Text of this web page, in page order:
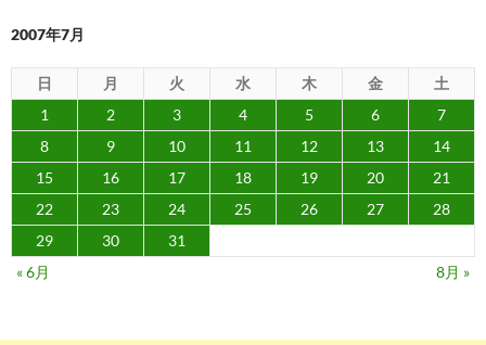
2007年7月
日 月 火 水 木 金
土
1
2 3 4 5 6
7
8
9 10 11 12 13
14
15
16 17 18 19 20
21
22
23 24 25 26 27
28
29
30
31
« 6月
8月 »